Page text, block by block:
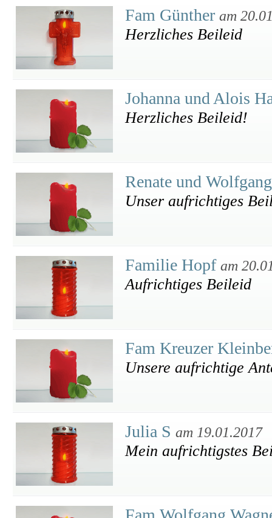
Fam Günther am
Herzliches Beileid
Johanna und Alois
Herzliches Beileid!
Renate und
Unser aufrichtiges
Familie Hopf am
Aufrichtiges Beileid
Fam Kreuzer
Unsere aufrichtige
Julia S am 19.01.2017
Mein aufrichtigstes